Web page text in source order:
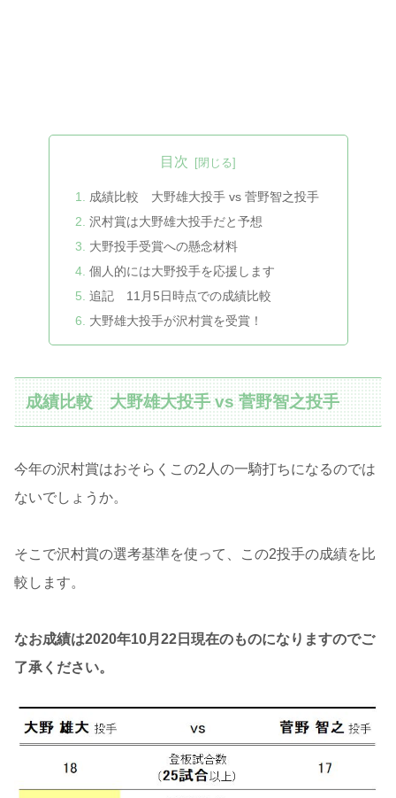
目次
成績比較 大野雄大投手 vs 菅野智之投手
沢村賞は大野雄大投手だと予想
大野投手受賞への懸念材料
個人的には大野投手を応援します
追記 11月5日時点での成績比較
大野雄大投手が沢村賞を受賞！
成績比較 大野雄大投手 vs 菅野智之投手
今年の沢村賞はおそらくこの2人の一騎打ちになるのでは
ないでしょうか。
そこで沢村賞の選考基準を使って、この2投手の成績を比
較します。
なお成績は2020年10月22日現在のものになりますのでご
了承ください。